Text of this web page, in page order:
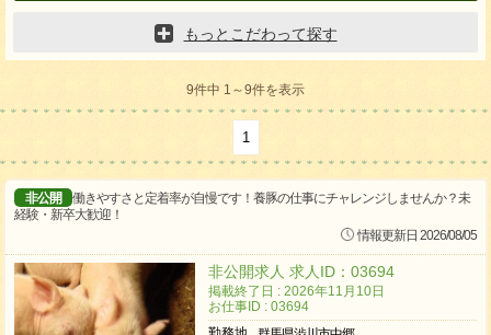
もっとこだわって探す
9件中 1～9件を表示
1
非公開
働きやすさと定着率が自慢です！養豚の仕事にチャレンジしませんか？未
経験・新卒大歓迎！
情報更新日 2026/08/05
非公開求人 求人ID：03694
掲載終了日 : 2026年11月10日
お仕事ID : 03694